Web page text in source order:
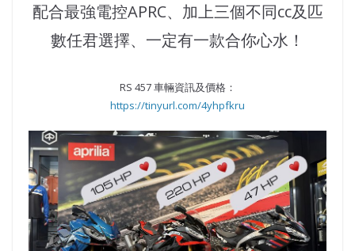
配合最強電控APRC、加上三個不同cc及匹
數任君選擇、一定有一款合你心水！
RS 457 車輛資訊及價格：
https://tinyurl.com/4yhpfkru